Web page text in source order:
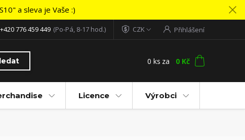
a sleva je Vaše :)
CZK Přihlášení
+420 776 459 449 (Po-Pá, 8-17 hod.)
0 ks za 0 Kč
Licence Výrobci